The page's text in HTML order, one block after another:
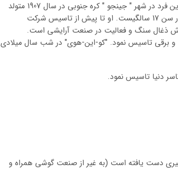
موسس شرکت الجی، کارآفرینی موفق به نام " کو-این-هوی " میباشد. این فرد در شهر " جینجو " کره جنوبی در سال 1907 متولد
شد. نکته جالب درباره زندگی "کو-این-هوی" شروع فعالیت تجاری او در سن 17 سالگیست. او تا پیش از تاسیس شرکت
ذغال سنگ و فعالیت در صنعت آرایشی است.
لوازم خانگی و برقی تاسیس نمود. "کو-این-هوی" در شب سال میلادی
دنیا تاسیس نمود.
دست یافته است (به غیر از صنعت گوشی همراه و